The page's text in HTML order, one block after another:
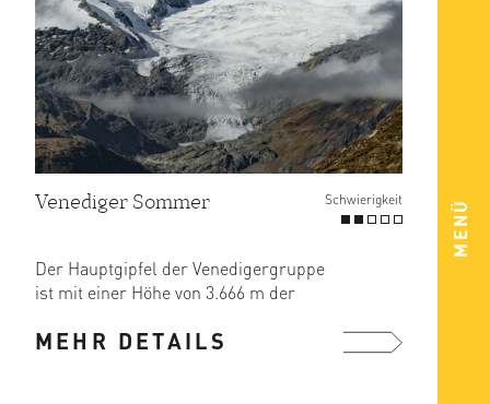
MENÜ
Venediger Sommer Schwierigkeit
Der Hauptgipfel der Venedigergruppe
ist mit einer Höhe von 3.666 m der
MEHR DETAILS